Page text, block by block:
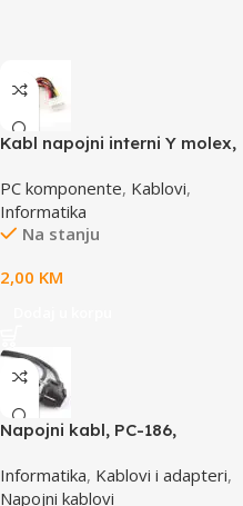
Kabl napojni interni Y molex,
4pin 1x female to 2x male
PC komponente, Kablovi,
Informatika
Na stanju
2,00 KM
Napojni kabl, PC-186,
Informatika, Kablovi i adapteri,
Napojni kablovi